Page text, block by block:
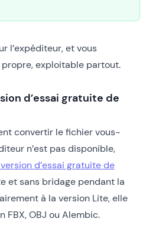
l’expéditeur, et vous
exploitable partout.
d’essai gratuite de
convertir le fichier vous-
n’est pas disponible,
d’essai gratuite de
et sans bridage pendant la
à la version Lite, elle
FBX, OBJ ou Alembic.